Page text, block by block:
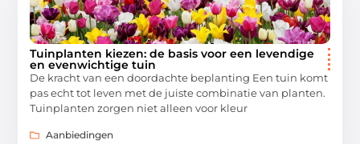
Tuinplanten kiezen: de basis voor een levendige
en evenwichtige tuin
De kracht van een doordachte beplanting Een tuin komt
pas echt tot leven met de juiste combinatie van planten.
Tuinplanten zorgen niet alleen voor kleur
Aanbiedingen